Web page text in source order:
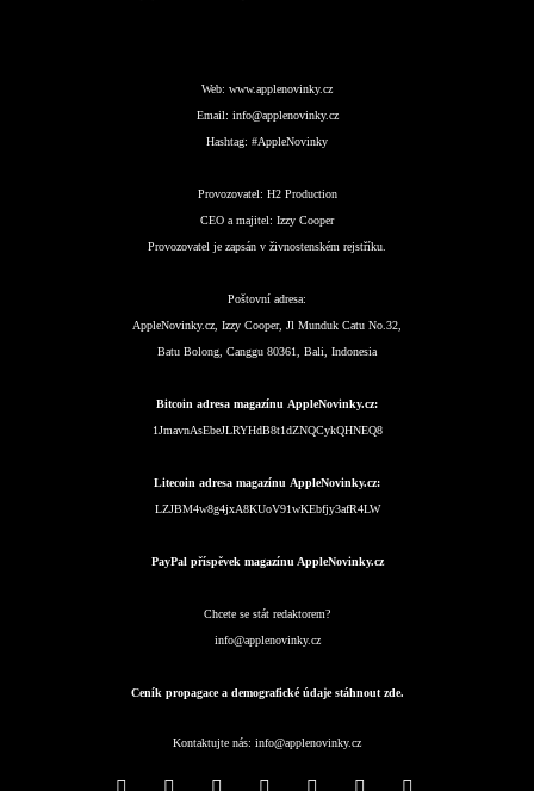
Web: www.applenovinky.cz
Email: info@applenovinky.cz
Hashtag: #AppleNovinky
Provozovatel: H2 Production
CEO a majitel: Izzy Cooper
Provozovatel je zapsán v živnostenském rejstříku.
Poštovní adresa:
AppleNovinky.cz, Izzy Cooper, Jl Munduk Catu No.32,
Batu Bolong, Canggu 80361, Bali, Indonesia
Bitcoin adresa magazínu AppleNovinky.cz:
1JmavnAsEbeJLRYHdB8t1dZNQCykQHNEQ8
Litecoin adresa magazínu AppleNovinky.cz:
LZJBM4w8g4jxA8KUoV91wKEbfjy3afR4LW
PayPal příspěvek magazínu AppleNovinky.cz
Chcete se stát redaktorem?
info@applenovinky.cz
Ceník propagace a demografické údaje stáhnout zde.
Kontaktujte nás: info@applenovinky.cz